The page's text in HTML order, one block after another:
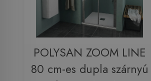
POLYSAN ZOOM LINE
80 cm-es dupla szárnyú